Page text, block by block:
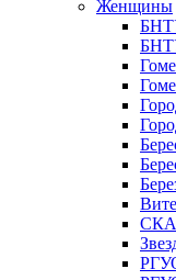
Женщины